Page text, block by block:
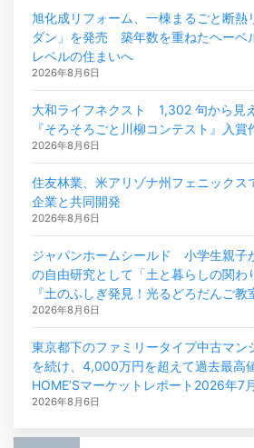
旭化成リフォーム、一棟まるごと断熱
ダン」を発売 築年数を重ねたヘーベ
レベルの住まいへ
2026年8月6日
大和ライフネクスト 1,302 句から見
『そろそろごと川柳コンテスト』入賞
2026年8月6日
住友林業、米アリゾナ州フェニックス
企業と共同開発
2026年8月6日
ジャパンホームシールド 小学生親子
の自由研究として「土と暮らしの関わ
『土のふしぎ発見！光るどろだんご
2026年8月6日
東京都下のファミリータイプ中古マン
を続け、4,000万円を超えて過去最高
HOME’Sマーケットレポート2026年7月
2026年8月6日